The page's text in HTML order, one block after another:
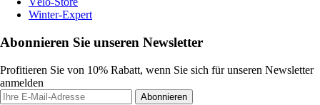
Winter-Expert
Abonnieren Sie unseren Newsletter
Profitieren Sie von 10% Rabatt, wenn Sie sich für unseren Newsletter
anmelden
Abonnieren